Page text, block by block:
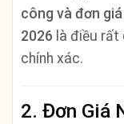
công và đơn
2026 là điều
chính xác.
2. Đơn Giá